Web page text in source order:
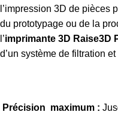
l’impression 3D de pièces
du prototypage ou de la
l’imprimante 3D Raise3D
d’un système de filtration
Précision maximum :